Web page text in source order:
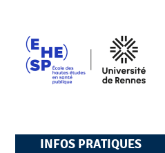
INFOS PRATIQUES